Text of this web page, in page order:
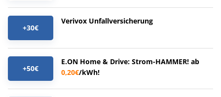
+30€
Verivox Unfallversicherung
+50€
E.ON Home & Drive: Strom-HAMMER! ab
0,20€/kWh!